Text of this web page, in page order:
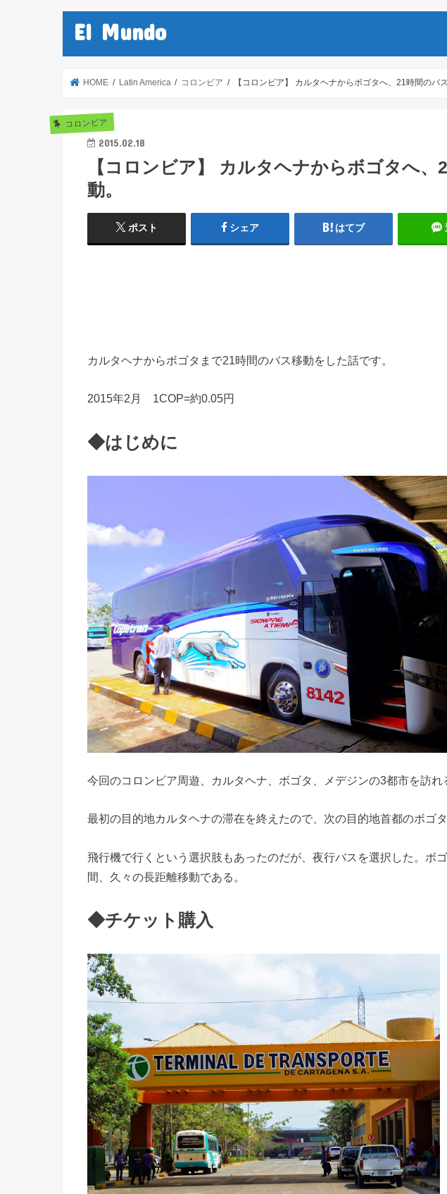
El Mundo
HOME Latin America コロンビア 【コロンビア】 カルタヘナからボゴタへ、21時間のバス
コロンビア
2015.02.18
【コロンビア】 カルタヘナからボゴタへ、
動。
ポスト シェア はてブ
カルタヘナからボゴタまで21時間のバス移動をした話です。
2015年2月 1COP=約0.05円
◆はじめに
今回のコロンビア周遊、カルタヘナ、ボゴタ、メデジンの3都市を訪れ
最初の目的地カルタヘナの滞在を終えたので、次の目的地首都のボゴタ
飛行機で行くという選択肢もあったのだが、夜行バスを選択した。ボ
間、久々の長距離移動である。
◆チケット購入